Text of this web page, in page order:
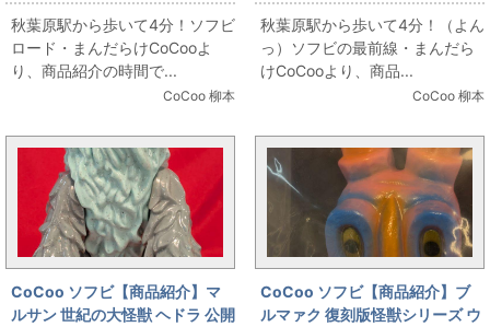
秋葉原駅から歩いて4分！ソフビ
ロード・まんだらけCoCooよ
り、商品紹介の時間で...
CoCoo 柳本
リーズ 幻覚宇宙人メトロン星人
夕焼けver.
秋葉原駅から歩いて4分！（よん
っ）ソフビの最前線・まんだら
けCoCooより、商品...
CoCoo 柳本
CoCoo ソフビ【商品紹介】マ
ルサン 世紀の大怪獣 ヘドラ 公開
CoCoo ソフビ【商品紹介】ブ
ルマァク 復刻版怪獣シリーズ ウ